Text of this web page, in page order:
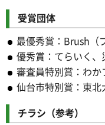
受賞団体
最優秀賞：Brush（
優秀賞：てらいく、
審査員特別賞：わか
仙台市特別賞：東
チラシ（参考）